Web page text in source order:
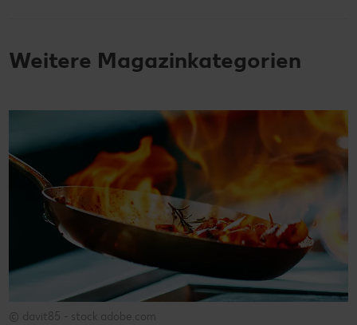
Weitere Magazinkategorien
© davit85 - stock.adobe.com